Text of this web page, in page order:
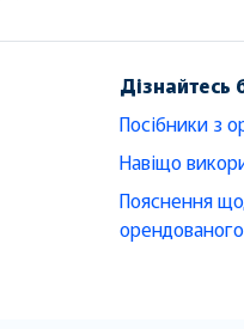
Дізнайтесь
Посібники з
Навіщо
Пояснення